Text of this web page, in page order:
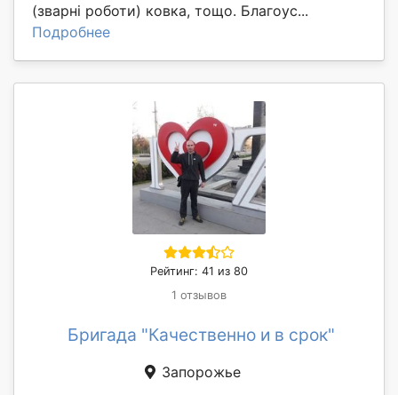
(зварні роботи) ковка, тощо. Благоус...
Подробнее
Рейтинг: 41 из 80
1 отзывов
Бригада "Качественно и в срок"
Запорожье